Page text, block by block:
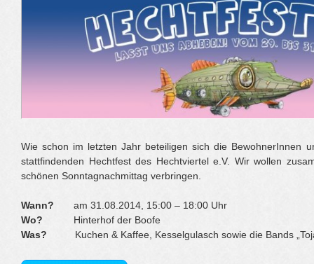
Wie schon im letzten Jahr beteiligen sich die BewohnerInnen
stattfindenden Hechtfest des Hechtviertel e.V. Wir wollen
schönen Sonntagnachmittag verbringen.
Wann? am 31.08.2014, 15:00 – 18:00 Uhr
Wo? Hinterhof der Boofe
Was? Kuchen & Kaffee, Kesselgulasch sowie die Bands